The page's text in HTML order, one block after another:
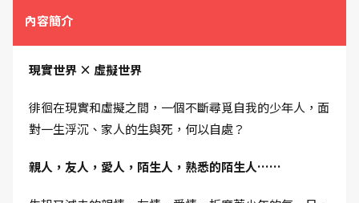
內容簡介
現實世界 × 虛擬世界
徘徊在現實和虛擬之間，一個不斷尋覓自我的少年人，面
對一生浮沉、家人的生與死，何以自處？
親人，友人，愛人，陌生人，熟悉的陌生人……